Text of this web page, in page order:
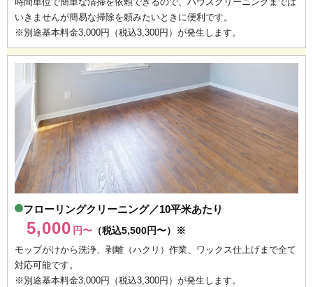
いきませんが簡易な掃除を頼みたいときに便利です。
※別途基本料金3,000円（税込3,300円）が発生します。
フローリングクリーニング／10平米あたり
5,000 円〜 （税込5,500円〜）※
モップがけから洗浄、剥離（ハクリ）作業、ワックス仕上げまで全て
対応可能です。
※別途基本料金3,000円（税込3,300円）が発生します。